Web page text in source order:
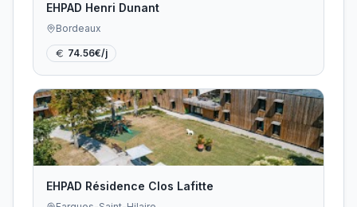
EHPAD Henri Dunant
Bordeaux
74.56€/j
EHPAD Résidence Clos Lafitte